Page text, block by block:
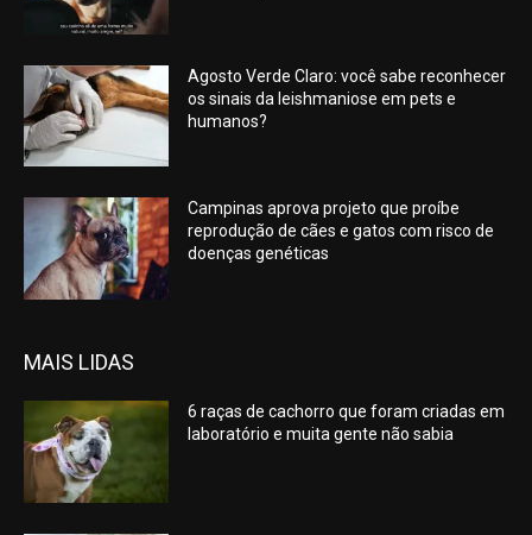
Agosto Verde Claro: você sabe reconhecer
os sinais da leishmaniose em pets e
humanos?
Campinas aprova projeto que proíbe
reprodução de cães e gatos com risco de
doenças genéticas
MAIS LIDAS
6 raças de cachorro que foram criadas em
laboratório e muita gente não sabia